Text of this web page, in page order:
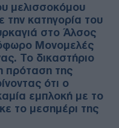
μελισσοκόμου
την κατηγορία του
στο Άλσος
Μονομελές
Το δικαστήριο
πρόταση της
ότι ο
εμπλοκή με το
το μεσημέρι της